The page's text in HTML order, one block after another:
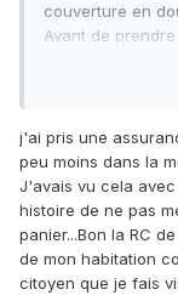
couverture en
Avant de
attestation
Le problème est
les dommages
banques,
contrats
toi - également.
https://
j'ai pris une
peu moins dans la
J'avais vu cela
histoire de ne pas
panier...Bon la RC
de mon habitation
citoyen que je fais